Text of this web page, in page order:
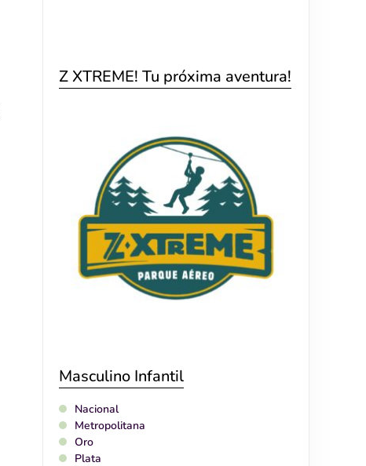
Z XTREME! Tu próxima aventura!
Masculino Infantil
Nacional
Metropolitana
Oro
Plata